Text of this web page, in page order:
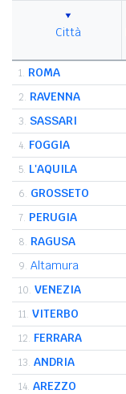
Città
1. ROMA
2. RAVENNA
3. SASSARI
4. FOGGIA
5. L'AQUILA
6. GROSSETO
7. PERUGIA
8. RAGUSA
9. Altamura
10. VENEZIA
11. VITERBO
12. FERRARA
13. ANDRIA
14. AREZZO